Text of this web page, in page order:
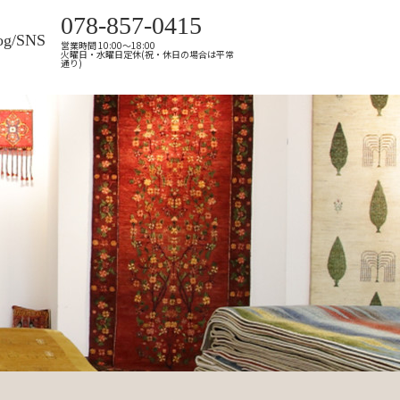
SNS
078-857-0415
営業時間 10:00～18:00
火曜日・水曜日定休(祝・休日の場合は平常
通り)